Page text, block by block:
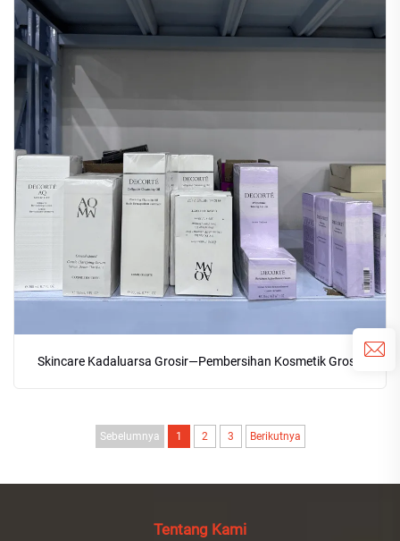
Skincare Kadaluarsa Grosir—Pembersihan Kosmetik Grosir
Sebelumnya 1 2 3 Berikutnya
Tentang Kami